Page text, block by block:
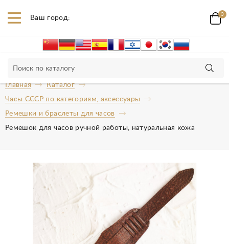
Ваш город: 0
Главная
Каталог
Часы СССР по категориям, аксессуары
Ремешки и браслеты для часов
Ремешок для часов ручной работы, натуральная кожа